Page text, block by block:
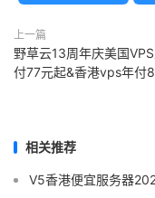
上一篇
野草云13周年庆美国
付77元起&香港vps年付
相关推荐
V5香港便宜服务器